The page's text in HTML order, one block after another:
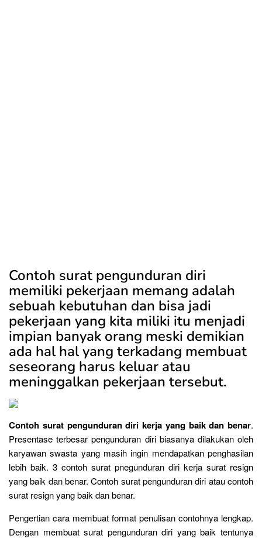
Contoh surat pengunduran diri
memiliki pekerjaan memang adalah
sebuah kebutuhan dan bisa jadi
pekerjaan yang kita miliki itu menjadi
impian banyak orang meski demikian
ada hal hal yang terkadang membuat
seseorang harus keluar atau
meninggalkan pekerjaan tersebut.
Contoh surat pengunduran diri kerja yang baik dan benar.
Presentase terbesar pengunduran diri biasanya dilakukan oleh
karyawan swasta yang masih ingin mendapatkan penghasilan
lebih baik. 3 contoh surat pnegunduran diri kerja surat resign
yang baik dan benar. Contoh surat pengunduran diri atau contoh
surat resign yang baik dan benar.
Pengertian cara membuat format penulisan contohnya lengkap.
Dengan membuat surat pengunduran diri yang baik tentunya